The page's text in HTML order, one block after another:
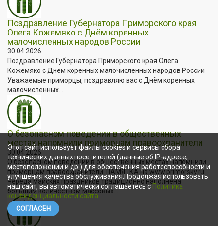
Поздравление Губернатора Приморского края
Олега Кожемяко с Днём коренных
малочисленных народов России
30.04.2026
Поздравление Губернатора Приморского края Олега
Кожемяко с Днём коренных малочисленных народов России
Уважаемые приморцы, поздравляю вас с Днём коренных
малочисленных...
О безопасном поведении в общественных
местах напомнили приморцам правоохранители
30.04.2026
О безопасном поведении в общественных местах напомнили
приморцам правоохранители. ПАМЯТКА на www.primorsky.ru
Череда майских праздников традиционно наполнена
большим количеством массовых...
Этот сайт использует файлы cookies и сервисы сбора
технических данных посетителей (данные об IP-адресе,
местоположении и др.) для обеспечения работоспособности и
улучшения качества обслуживания.Продолжая использовать
наш сайт, вы автоматически соглашаетесь сПолитика
конфиденциальности сайта.
СОГЛАСЕН